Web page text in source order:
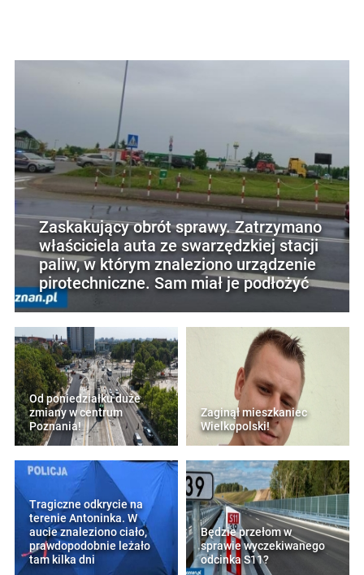
Zaskakujący obrót sprawy. Zatrzymano
właściciela auta ze swarzędzkiej stacji
paliw, w którym znaleziono urządzenie
pirotechniczne. Sam miał je podłożyć
Od poniedziałku duże
zmiany w centrum
Poznania!
Zaginął mieszkaniec
Wielkopolski!
Tragiczne odkrycie na
terenie Antoninka. W
aucie znaleziono ciało,
prawdopodobnie leżało
tam kilka dni
Będzie przełom w
sprawie wyczekiwanego
odcinka S11?